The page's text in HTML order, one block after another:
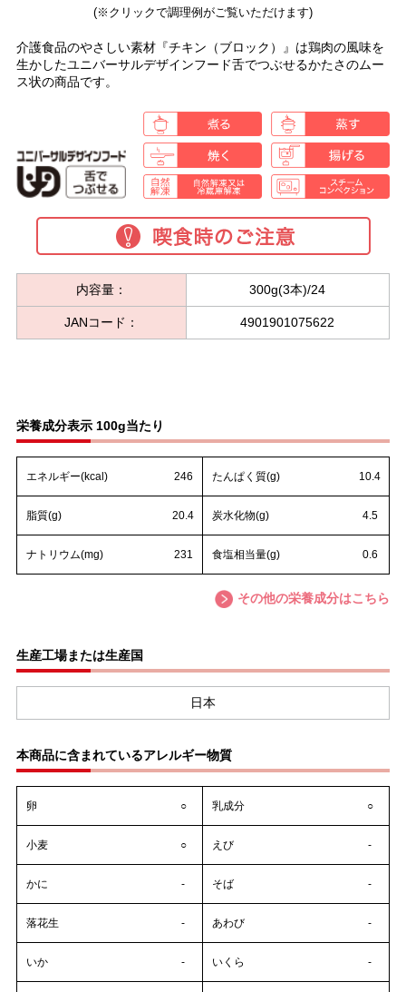
(※クリックで調理例がご覧いただけます)
介護食品のやさしい素材『チキン（ブロック）』は鶏肉の風味を
生かしたユニバーサルデザインフード舌でつぶせるかたさのムー
ス状の商品です。
内容量： 300g(3本)/24
JANコード： 4901901075622
栄養成分表示 100g当たり
その他の栄養成分はこちら
エネルギー(kcal) 246 たんぱく質(g) 10.4
脂質(g) 20.4 炭水化物(g) 4.5
ナトリウム(mg) 231 食塩相当量(g) 0.6
生産工場または生産国
日本
本商品に含まれているアレルギー物質
卵 ○ 乳成分 ○
小麦 ○ えび -
かに - そば -
落花生 - あわび -
いか - いくら -